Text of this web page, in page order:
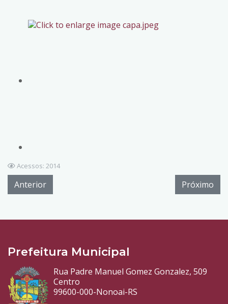
Acessos: 2014
Anterior Próximo
Prefeitura Municipal
Rua Padre Manuel Gomez Gonzalez, 509
Centro
99600-000-Nonoai-RS